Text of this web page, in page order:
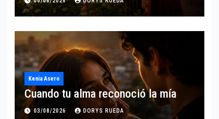
Kenia Asero
Cuando tu alma reconoció la mía
03/08/2026 DORYS RUEDA